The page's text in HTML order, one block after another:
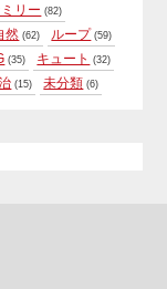
リー (82)
然 (62) ループ (59)
(35) キュート (32)
(15) 未分類 (6)